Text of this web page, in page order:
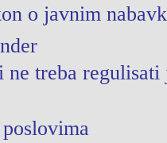
o javnim
treba regulisati